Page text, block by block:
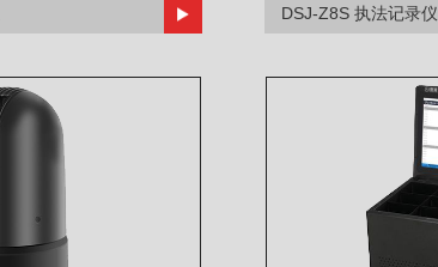
DSJ-Z8S 执法记录仪